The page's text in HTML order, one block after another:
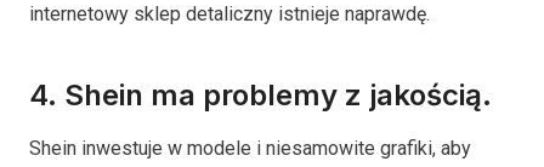
internetowy sklep detaliczny istnieje naprawdę.
4. Shein ma problemy z jakością.
Shein inwestuje w modele i niesamowite grafiki, aby